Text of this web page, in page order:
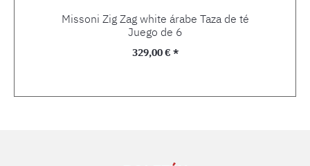
Missoni Zig Zag white árabe Taza de té
Juego de 6
Precio normal:
329,00 € *